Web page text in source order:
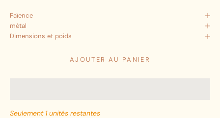
Faïence
métal
Dimensions et poids
AJOUTER AU PANIER
Seulement 1 unités restantes